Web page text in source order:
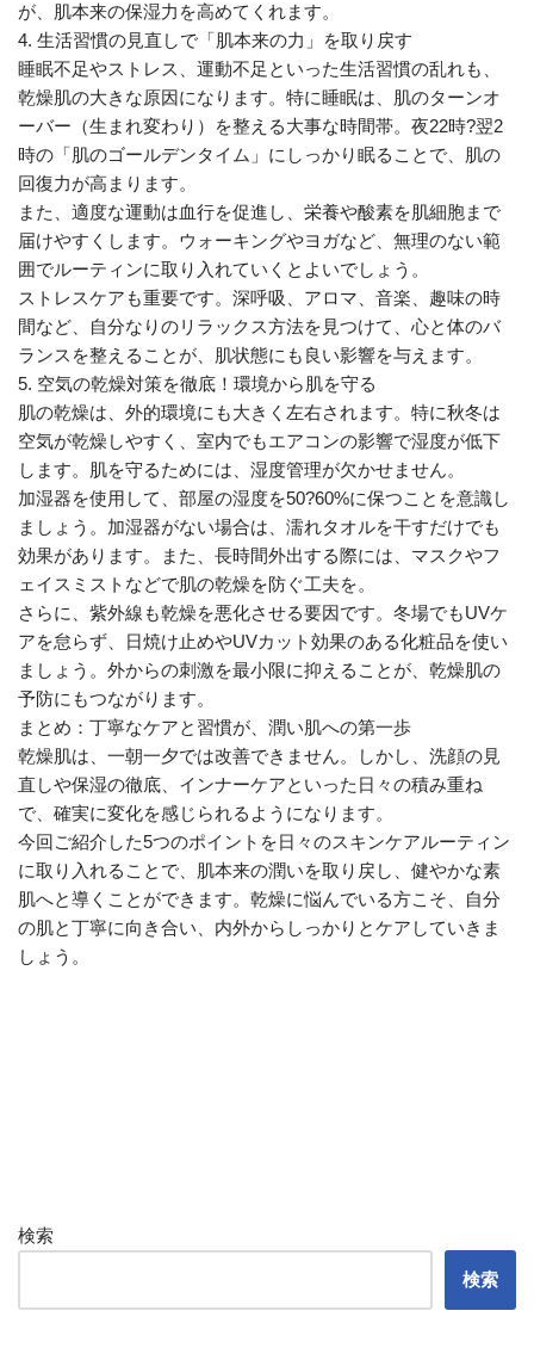
が、肌本来の保湿力を高めてくれます。
4. 生活習慣の見直しで「肌本来の力」を取り戻す
睡眠不足やストレス、運動不足といった生活習慣の乱れも、
乾燥肌の大きな原因になります。特に睡眠は、肌のターンオ
ーバー（生まれ変わり）を整える大事な時間帯。夜22時?翌2
時の「肌のゴールデンタイム」にしっかり眠ることで、肌の
回復力が高まります。
また、適度な運動は血行を促進し、栄養や酸素を肌細胞まで
届けやすくします。ウォーキングやヨガなど、無理のない範
囲でルーティンに取り入れていくとよいでしょう。
ストレスケアも重要です。深呼吸、アロマ、音楽、趣味の時
間など、自分なりのリラックス方法を見つけて、心と体のバ
ランスを整えることが、肌状態にも良い影響を与えます。
5. 空気の乾燥対策を徹底！環境から肌を守る
肌の乾燥は、外的環境にも大きく左右されます。特に秋冬は
空気が乾燥しやすく、室内でもエアコンの影響で湿度が低下
します。肌を守るためには、湿度管理が欠かせません。
加湿器を使用して、部屋の湿度を50?60%に保つことを意識し
ましょう。加湿器がない場合は、濡れタオルを干すだけでも
効果があります。また、長時間外出する際には、マスクやフ
ェイスミストなどで肌の乾燥を防ぐ工夫を。
さらに、紫外線も乾燥を悪化させる要因です。冬場でもUVケ
アを怠らず、日焼け止めやUVカット効果のある化粧品を使い
ましょう。外からの刺激を最小限に抑えることが、乾燥肌の
予防にもつながります。
まとめ：丁寧なケアと習慣が、潤い肌への第一歩
乾燥肌は、一朝一夕では改善できません。しかし、洗顔の見
直しや保湿の徹底、インナーケアといった日々の積み重ね
で、確実に変化を感じられるようになります。
今回ご紹介した5つのポイントを日々のスキンケアルーティン
に取り入れることで、肌本来の潤いを取り戻し、健やかな素
肌へと導くことができます。乾燥に悩んでいる方こそ、自分
の肌と丁寧に向き合い、内外からしっかりとケアしていきま
しょう。
検索
検索